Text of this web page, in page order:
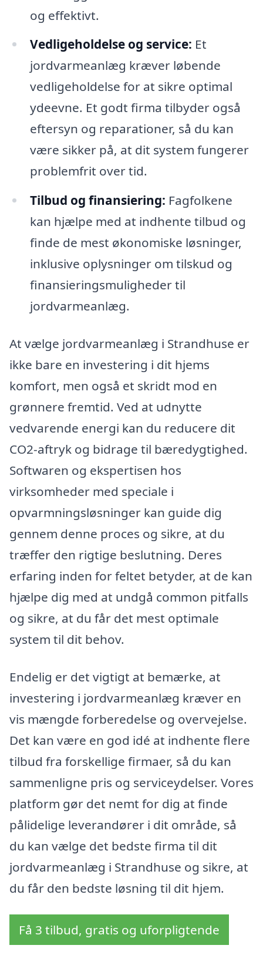
og effektivt.
Vedligeholdelse og service: Et
jordvarmeanlæg kræver løbende
vedligeholdelse for at sikre optimal
ydeevne. Et godt firma tilbyder også
eftersyn og reparationer, så du kan
være sikker på, at dit system fungerer
problemfrit over tid.
Tilbud og finansiering: Fagfolkene
kan hjælpe med at indhente tilbud og
finde de mest økonomiske løsninger,
inklusive oplysninger om tilskud og
finansieringsmuligheder til
jordvarmeanlæg.
At vælge jordvarmeanlæg i Strandhuse er
ikke bare en investering i dit hjems
komfort, men også et skridt mod en
grønnere fremtid. Ved at udnytte
vedvarende energi kan du reducere dit
CO2-aftryk og bidrage til bæredygtighed.
Softwaren og ekspertisen hos
virksomheder med speciale i
opvarmningsløsninger kan guide dig
gennem denne proces og sikre, at du
træffer den rigtige beslutning. Deres
erfaring inden for feltet betyder, at de kan
hjælpe dig med at undgå common pitfalls
og sikre, at du får det mest optimale
system til dit behov.
Endelig er det vigtigt at bemærke, at
investering i jordvarmeanlæg kræver en
vis mængde forberedelse og overvejelse.
Det kan være en god idé at indhente flere
tilbud fra forskellige firmaer, så du kan
sammenligne pris og serviceydelser. Vores
platform gør det nemt for dig at finde
pålidelige leverandører i dit område, så
du kan vælge det bedste firma til dit
jordvarmeanlæg i Strandhuse og sikre, at
du får den bedste løsning til dit hjem.
Få 3 tilbud, gratis og uforpligtende